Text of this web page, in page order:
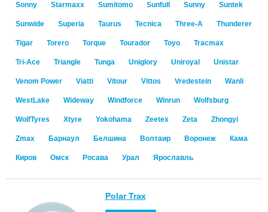
Sonny Starmaxx Sumitomo Sunfull Sunny Suntek
Sunwide Superia Taurus Tecnica Three-A Thunderer
Tigar Torero Torque Tourador Toyo Tracmax
Tri-Ace Triangle Tunga Uniglory Uniroyal Unistar
Venom Power Viatti Vitour Vittos Vredestein Wanli
WestLake Wideway Windforce Winrun Wolfsburg
WolfTyres Xtyre Yokohama Zeetex Zeta Zhongyi
Zmax Барнаул Белшина Волтаир Воронеж Кама
Киров Омск Росава Урал Ярославль
Polar Trax